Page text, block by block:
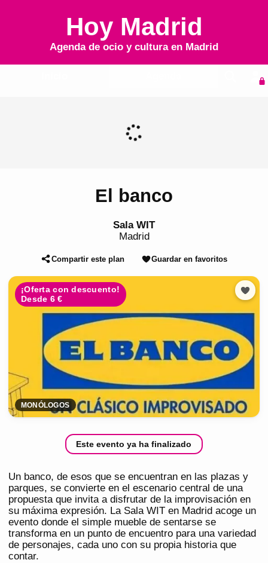
Hoy Madrid
Agenda de ocio y cultura en Madrid
El banco
Sala WIT
Madrid
Compartir este plan Guardar en favoritos
¡Oferta con descuento!
Desde 6 €
MONÓLOGOS
Este evento ya ha finalizado
Un banco, de esos que se encuentran en las plazas y
parques, se convierte en el escenario central de una
propuesta que invita a disfrutar de la improvisación en
su máxima expresión. La Sala WIT en Madrid acoge un
evento donde el simple mueble de sentarse se
transforma en un punto de encuentro para una variedad
de personajes, cada uno con su propia historia que
contar.